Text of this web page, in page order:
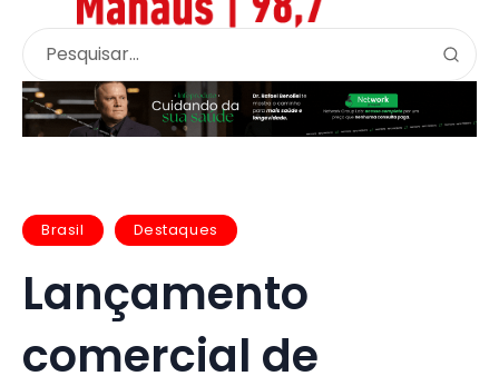
Brasil Destaques
Lançamento
comercial de